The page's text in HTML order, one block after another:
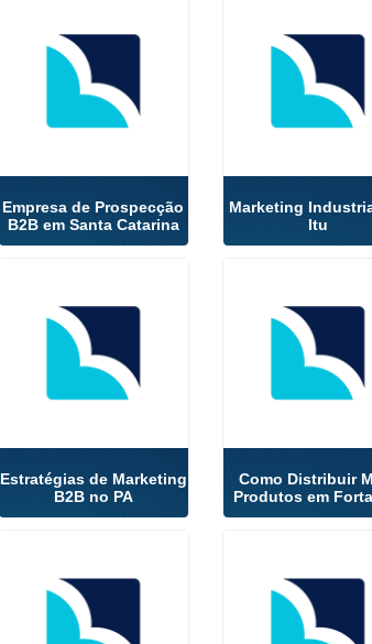
Empresa de Prospecção
B2B em Santa Catarina
Marketing
Itu
Estratégias de Marketing
B2B no PA
Como Distribuir
Produtos em